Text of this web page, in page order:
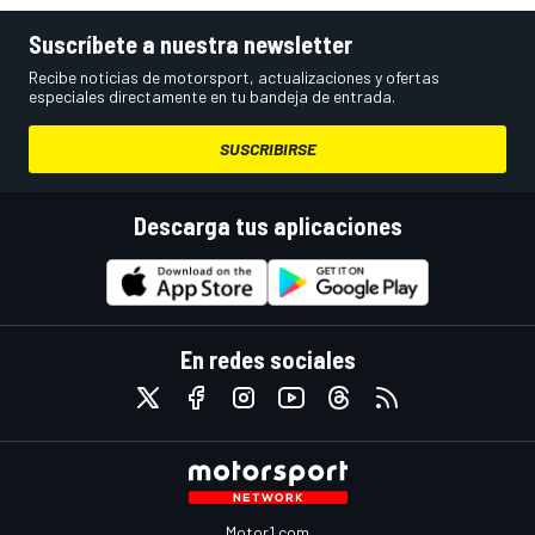
Suscríbete a nuestra newsletter
Recibe noticias de motorsport, actualizaciones y ofertas
especiales directamente en tu bandeja de entrada.
SUSCRIBIRSE
Descarga tus aplicaciones
En redes sociales